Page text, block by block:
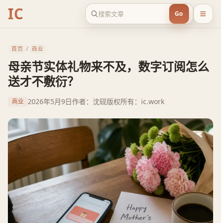
IC Go
首页 / 商业
母亲节实体礼物来不及，数字订阅怎么
送才不敷衍？
商业 2026年5月9日作者：沈砚版权所有：ic.work